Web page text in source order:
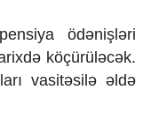
ödənişləri
köçürüləcək.
vasitəsilə əldə